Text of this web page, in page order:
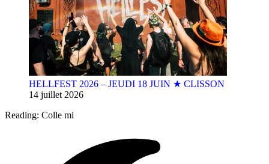
HELLFEST 2026 – JEUDI 18 JUIN ★ CLISSON
14 juillet 2026
Reading: Colle mi